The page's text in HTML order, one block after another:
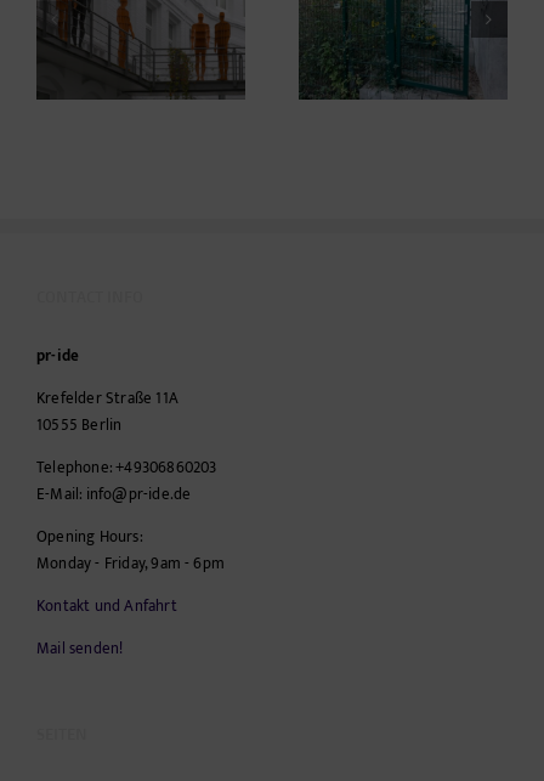
die Welt erklärt Neulich beim Kunden
pr-ide
Krefelder Straße 11A
10555 Berlin
Telephone:+49306860203
E-Mail: info@pr-ide.de
Opening Hours:
Monday - Friday, 9am - 6pm
Kontakt und Anfahrt
Mail senden!